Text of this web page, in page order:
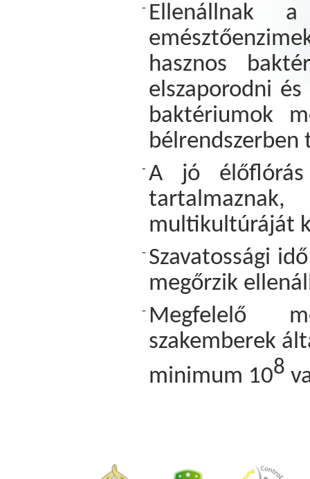
- Ellenállnak
hasznos
elszaporodni
baktériumok
bélrendszerben
- A jó élőflórás
multikultúráját
- Szavatossági
megőrzik
- Megfelelő
szakemberek
minimum 108